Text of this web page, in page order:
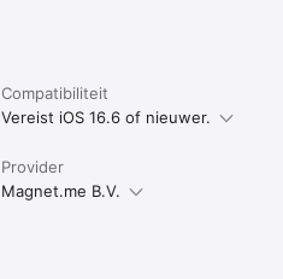
Compatibiliteit
Vereist iOS 16.6 of nieuwer.
Provider
Magnet.me B.V.